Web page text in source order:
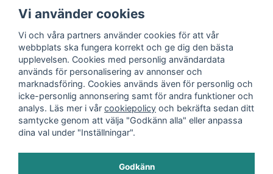
Vi använder cookies
Vi och våra partners använder cookies för att vår
webbplats ska fungera korrekt och ge dig den bästa
upplevelsen. Cookies med personlig användardata
används för personalisering av annonser och
marknadsföring. Cookies används även för personlig och
icke-personlig annonsering samt för andra funktioner och
analys. Läs mer i vår cookiepolicy och bekräfta sedan ditt
samtycke genom att välja "Godkänn alla" eller anpassa
dina val under "Inställningar".
Godkänn